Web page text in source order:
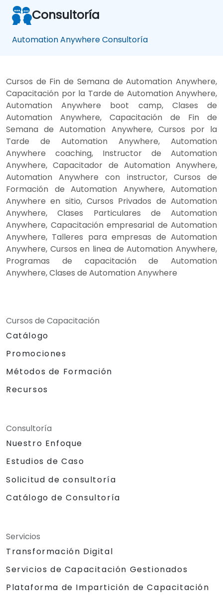
Consultoría
Automation Anywhere Consultoría
Cursos de Fin de Semana de Automation Anywhere,
Capacitación por la Tarde de Automation Anywhere,
Automation Anywhere boot camp, Clases de
Automation Anywhere, Capacitación de Fin de
Semana de Automation Anywhere, Cursos por la
Tarde de Automation Anywhere, Automation
Anywhere coaching, Instructor de Automation
Anywhere, Capacitador de Automation Anywhere,
Automation Anywhere con instructor, Cursos de
Formación de Automation Anywhere, Automation
Anywhere en sitio, Cursos Privados de Automation
Anywhere, Clases Particulares de Automation
Anywhere, Capacitación empresarial de Automation
Anywhere, Talleres para empresas de Automation
Anywhere, Cursos en linea de Automation Anywhere,
Programas de capacitación de Automation
Anywhere, Clases de Automation Anywhere
Cursos de Capacitación
Catálogo
Promociones
Métodos de Formación
Recursos
Consultoría
Nuestro Enfoque
Estudios de Caso
Solicitud de consultoría
Catálogo de Consultoría
Servicios
Transformación Digital
Servicios de Capacitación Gestionados
Plataforma de Impartición de Capacitación